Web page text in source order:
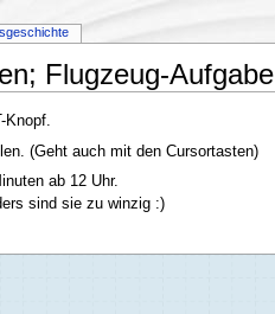
Flugzeug-Aufgabe
Knopf.
(Geht auch mit den Cursortasten)
ab 12 Uhr.
sind sie zu winzig :)